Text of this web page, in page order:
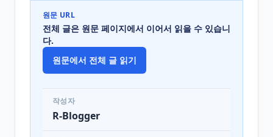
원문 URL
전체 글은 원문 페이지에서 이어서 읽을 수 있습니
다.
원문에서 전체 글 읽기
작성자
R-Blogger